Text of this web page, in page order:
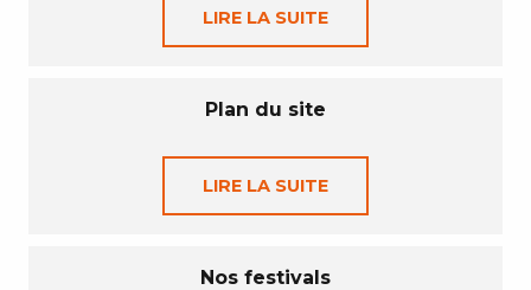
LIRE LA SUITE
Plan du site
LIRE LA SUITE
Nos festivals